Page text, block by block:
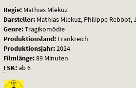
Regie: Mathias Mlekuz
Darsteller: Mathias Mlekuz, Philippe Rebbot,
Genre:Tragikomödie
Produktionsland: Frankreich
Produktionsjahr:2024
Filmlänge:89 Minuten
FSK:ab 6